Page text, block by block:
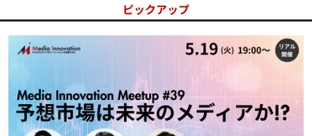
ピックアップ